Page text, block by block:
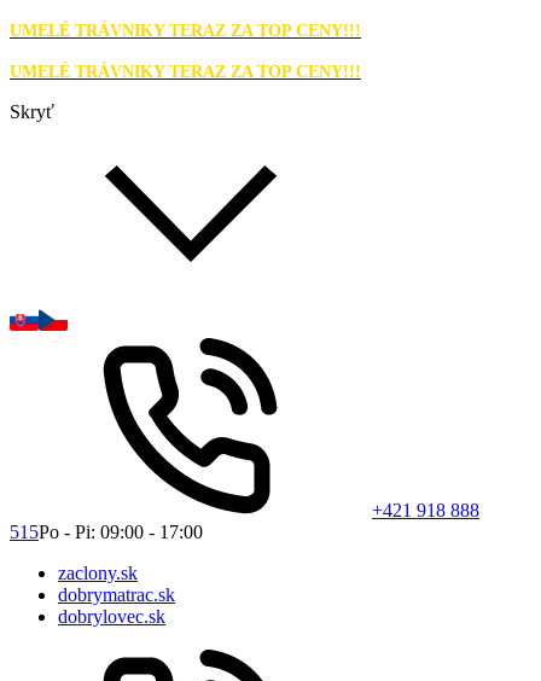
UMELÉ TRÁVNIKY TERAZ ZA TOP CENY!!!
UMELÉ TRÁVNIKY TERAZ ZA TOP CENY!!!
Skryť
+421 918 888
515Po - Pi: 09:00 - 17:00
zaclony.sk
dobrymatrac.sk
dobrylovec.sk